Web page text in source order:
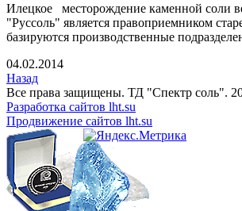
Илецкое месторождение каменной соли
"Руссоль" является правоприемником
базируются производственные
04.02.2014
Назад
Все права защищены. ТД "Спектр соль".
Разработка сайтов lht.su
Продвижение сайтов lht.su